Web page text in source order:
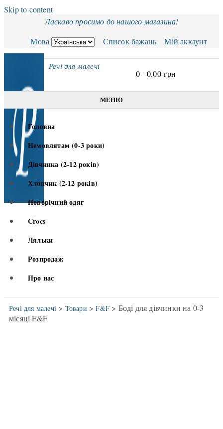
Skip to content
Ласкаво просимо до нашого магазина!
Мова
Список бажань Мій аккаунт
Речі для малечі
0 -0.00 грн
МЕНЮ
Головна
Немовлятам (0-3 роки)
Дівчинка (2-12 років)
Хлопчик (2-12 років)
Новорічний одяг
Crocs
Ляльки
Розпродаж
Про нас
Речі для малечі > Товари >F&F > Боді для дівчинки на 0-3
місяці F&F